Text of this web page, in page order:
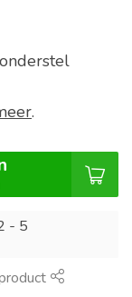
.
- 5